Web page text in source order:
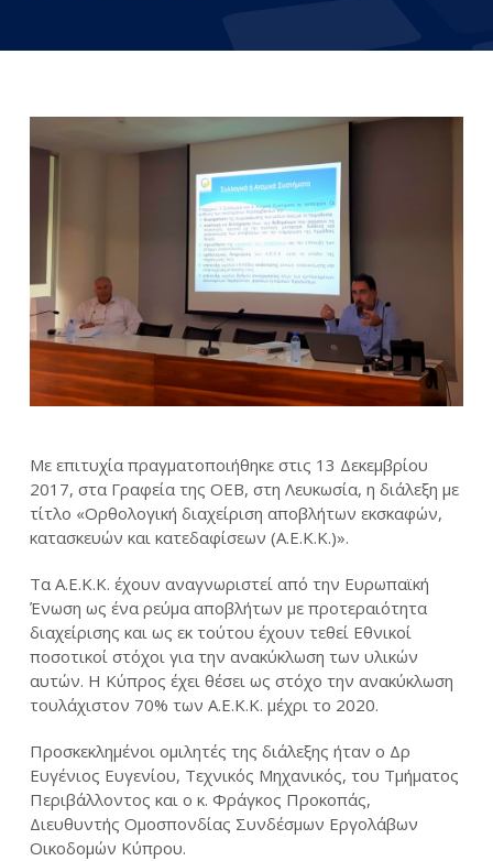
Με επιτυχία πραγματοποιήθηκε στις 13 Δεκεμβρίου
2017, στα Γραφεία της ΟΕΒ, στη Λευκωσία, η διάλεξη με
τίτλο «Ορθολογική διαχείριση αποβλήτων εκσκαφών,
κατασκευών και κατεδαφίσεων (Α.Ε.Κ.Κ.)».
Τα Α.Ε.Κ.Κ. έχουν αναγνωριστεί από την Ευρωπαϊκή
Ένωση ως ένα ρεύμα αποβλήτων με προτεραιότητα
διαχείρισης και ως εκ τούτου έχουν τεθεί Εθνικοί
ποσοτικοί στόχοι για την ανακύκλωση των υλικών
αυτών. Η Κύπρος έχει θέσει ως στόχο την ανακύκλωση
τουλάχιστον 70% των Α.Ε.Κ.Κ. μέχρι το 2020.
Προσκεκλημένοι ομιλητές της διάλεξης ήταν ο Δρ
Ευγένιος Ευγενίου, Τεχνικός Μηχανικός, του Τμήματος
Περιβάλλοντος και ο κ. Φράγκος Προκοπάς,
Διευθυντής Ομοσπονδίας Συνδέσμων Εργολάβων
Οικοδομών Κύπρου.